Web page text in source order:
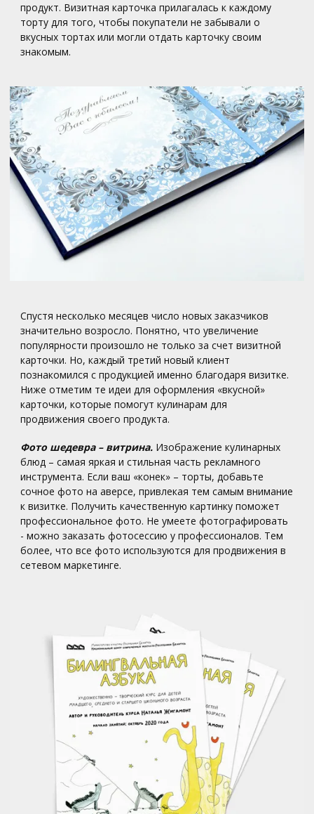
продукт. Визитная карточка прилагалась к каждому
торту для того, чтобы покупатели не забывали о
вкусных тортах или могли отдать карточку своим
знакомым.
Спустя несколько месяцев число новых заказчиков
значительно возросло. Понятно, что увеличение
популярности произошло не только за счет визитной
карточки. Но, каждый третий новый клиент
познакомился с продукцией именно благодаря визитке.
Ниже отметим те идеи для оформления «вкусной»
карточки, которые помогут кулинарам для
продвижения своего продукта.
Фото шедевра – витрина. Изображение кулинарных
блюд – самая яркая и стильная часть рекламного
инструмента. Если ваш «конек» – торты, добавьте
сочное фото на аверсе, привлекая тем самым внимание
к визитке. Получить качественную картинку поможет
профессиональное фото. Не умеете фотографировать
- можно заказать фотосессию у профессионалов. Тем
более, что все фото используются для продвижения в
сетевом маркетинге.